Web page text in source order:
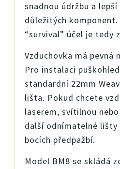
snadnou údržbu a lepší
důležitých komponent.
“survival” účel je tedy z
Vzduchovka má pevná
Pro instalaci
standardní 22mm
lišta. Pokud chcete
laserem, svítilnou nebo
další odnímatelné lišty
bocích předpažbí.
Model BM8 se skládá